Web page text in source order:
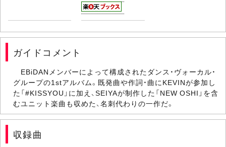
ガイドコメント
EBiDANメンバーによって構成されたダンス・ヴォーカル・
グループの1stアルバム。既発曲や作詞・曲にKEVINが参加し
た「#KISSYOU」に加え、SEIYAが制作した「NEW OSHI」を含
むユニット楽曲も収めた、名刺代わりの一作だ。
収録曲